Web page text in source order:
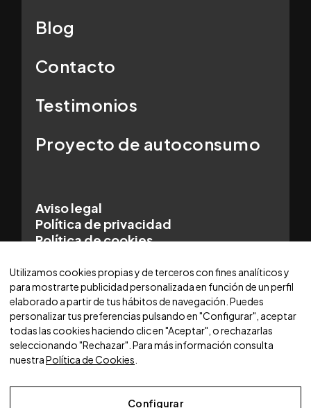
Blog
Contacto
Testimonios
Proyecto de autoconsumo
Aviso legal
Política de privacidad
Política de cookies
Utilizamos cookies propias y de terceros con fines analíticos y
para mostrarte publicidad personalizada en función de un perfil
elaborado a partir de tus hábitos de navegación. Puedes
personalizar tus preferencias pulsando en "Configurar", aceptar
todas las cookies haciendo clic en "Aceptar", o rechazarlas
seleccionando "Rechazar". Para más información consulta
nuestraPolítica de Cookies
Configurar